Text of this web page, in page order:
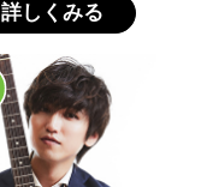
詳しくみる